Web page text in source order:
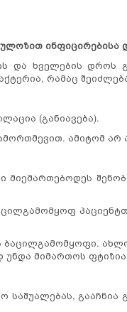
ინფიცირებისა
და ხველების
რამაც
(განიავება).
ამიტომ არ
მიემართებოდეს
მიმართოს